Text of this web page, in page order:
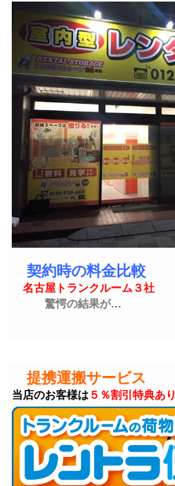
契約時の料金比較
名古屋トランクルーム３社
驚愕の結果が…
提携運搬サービス
当店のお客様は５％割引特典あり